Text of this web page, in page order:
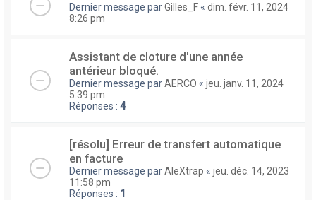
Dernier message parGilles_F « dim. févr. 11, 2024
8:26 pm
Assistant de cloture d'une année
antérieur bloqué.
Dernier message parAERCO « jeu. janv. 11, 2024
5:39 pm
Réponses : 4
[résolu] Erreur de transfert automatique
en facture
Dernier message parAleXtrap « jeu. déc. 14, 2023
11:58 pm
Réponses : 1